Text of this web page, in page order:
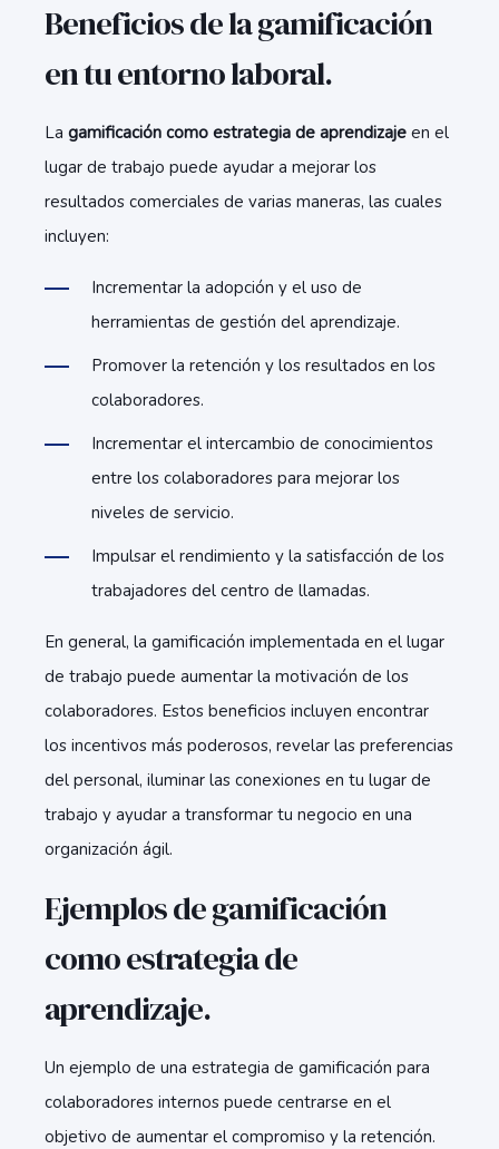
Beneficios de la gamificación
en tu entorno laboral.
La gamificación como estrategia de aprendizaje en el
lugar de trabajo puede ayudar a mejorar los
resultados comerciales de varias maneras, las cuales
incluyen:
Incrementar la adopción y el uso de
herramientas de gestión del aprendizaje.
Promover la retención y los resultados en los
colaboradores.
Incrementar el intercambio de conocimientos
entre los colaboradores para mejorar los
niveles de servicio.
Impulsar el rendimiento y la satisfacción de los
trabajadores del centro de llamadas.
En general, la gamificación implementada en el lugar
de trabajo puede aumentar la motivación de los
colaboradores. Estos beneficios incluyen encontrar
los incentivos más poderosos, revelar las preferencias
del personal, iluminar las conexiones en tu lugar de
trabajo y ayudar a transformar tu negocio en una
organización ágil.
Ejemplos de gamificación
como estrategia de
aprendizaje.
Un ejemplo de una estrategia de gamificación para
colaboradores internos puede centrarse en el
objetivo de aumentar el compromiso y la retención.